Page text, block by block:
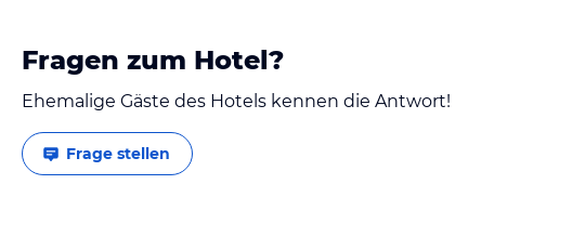
Fragen zum Hotel?
Ehemalige Gäste des Hotels kennen die Antwort!
Frage stellen